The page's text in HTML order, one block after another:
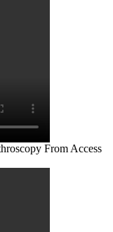
From Access